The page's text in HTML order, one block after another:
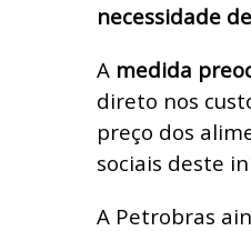
necessidade
A medida
direto nos
preço dos
sociais deste
A Petrobras